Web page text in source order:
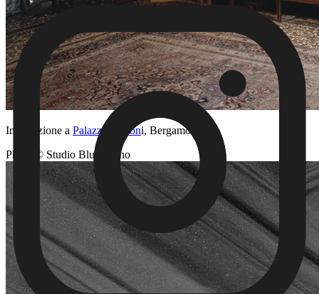
Installazione a Palazzo Moroni, Bergamo
Photo © Studio Blu, Torino